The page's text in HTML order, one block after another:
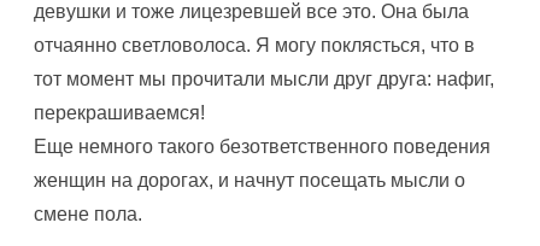
девушки и тоже лицезревшей все это. Она была
отчаянно светловолоса. Я могу поклясться, что в
тот момент мы прочитали мысли друг друга: нафиг,
перекрашиваемся!
Еще немного такого безответственного поведения
женщин на дорогах, и начнут посещать мысли о
смене пола.